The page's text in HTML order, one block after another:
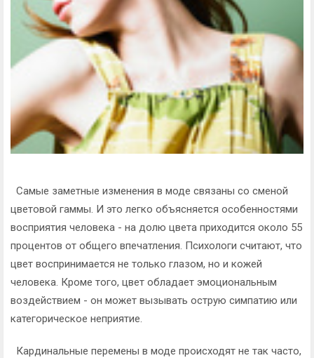
Самые заметные изменения в моде связаны со сменой
цветовой гаммы. И это легко объясняется особенностями
восприятия человека - на долю цвета приходится около 55
процентов от общего впечатления. Психологи считают, что
цвет воспринимается не только глазом, но и кожей
человека. Кроме того, цвет обладает эмоциональным
воздействием - он может вызывать острую симпатию или
категорическое неприятие.
Кардинальные перемены в моде происходят не так часто,